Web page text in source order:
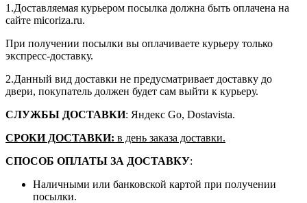
1.Доставляемая курьером посылка должна быть оплачена на
сайте micoriza.ru.
При получении посылки вы оплачиваете курьеру только
экспресс-доставку.
2.Данный вид доставки не предусматривает доставку до
двери, покупатель должен будет сам выйти к курьеру.
СЛУЖБЫ ДОСТАВКИ: Яндекс Go, Dostavista.
СРОКИ ДОСТАВКИ: в день заказа доставки.
СПОСОБ ОПЛАТЫ ЗА ДОСТАВКУ:
Наличными или банковской картой при получении
посылки.